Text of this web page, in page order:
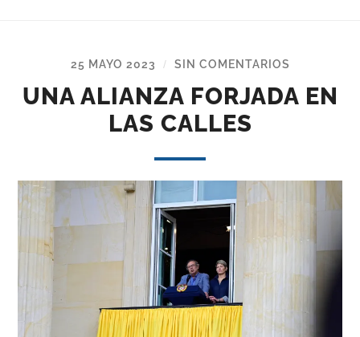
25 MAYO 2023 / SIN COMENTARIOS
UNA ALIANZA FORJADA EN
LAS CALLES